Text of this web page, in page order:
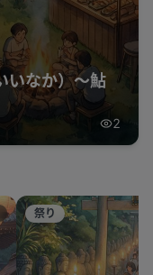
いなか）～鮎
2
祭り